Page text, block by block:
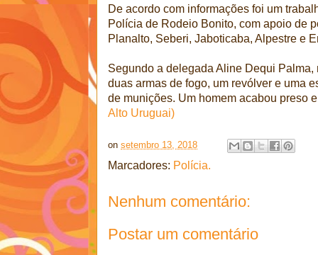
De acordo com informações foi um
Polícia de Rodeio Bonito, com apoio de
Planalto, Seberi, Jaboticaba, Alpestre e
Segundo a delegada Aline Dequi
duas armas de fogo, um revólver e uma
de munições. Um homem acabou preso
Alto Uruguai)
on setembro 13, 2018
Marcadores: Polícia.
Nenhum comentário:
Postar um comentário